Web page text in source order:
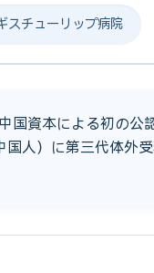
スチューリップ病院
国資本による初の公
人）に第三代体外